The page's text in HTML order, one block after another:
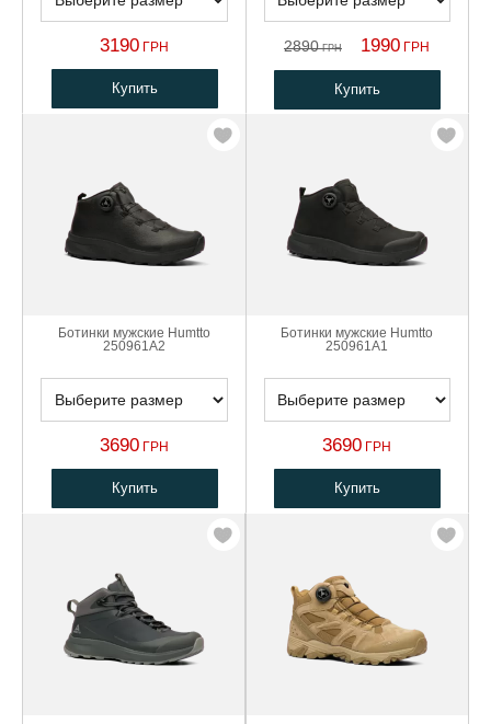
3190 ГРН
Купить
2890ГРН 1990 ГРН
Купить
Ботинки мужские Humtto
250961A2
3690 ГРН
Купить
Ботинки мужские Humtto
250961A1
3690 ГРН
Купить